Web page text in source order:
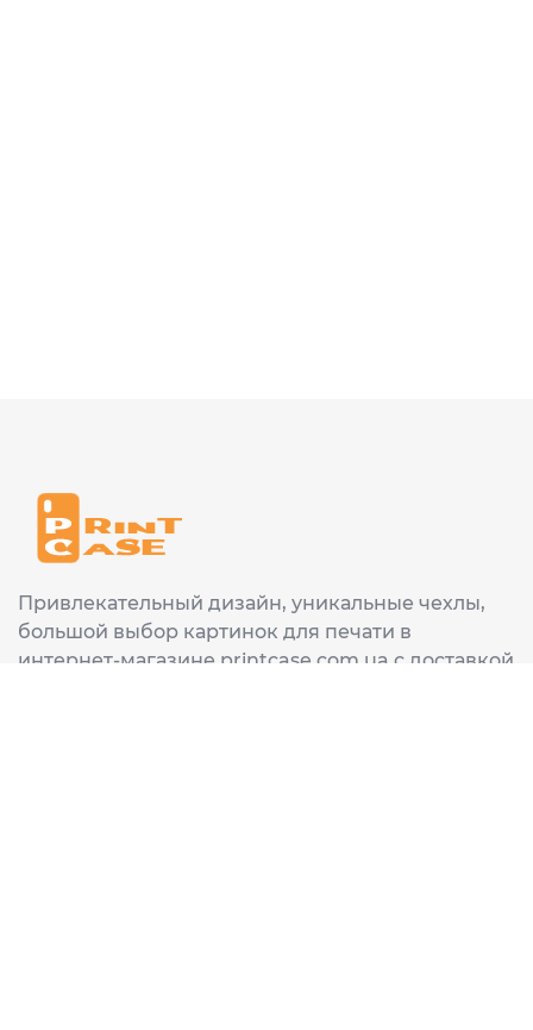
Привлекательный дизайн, уникальные чехлы,
большой выбор картинок для печати в
интернет-магазине printcase.com.ua с доставкой